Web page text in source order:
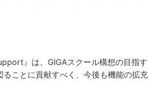
』は、GIGAスクール構想の目指
ことに貢献すべく、今後も機能の拡充